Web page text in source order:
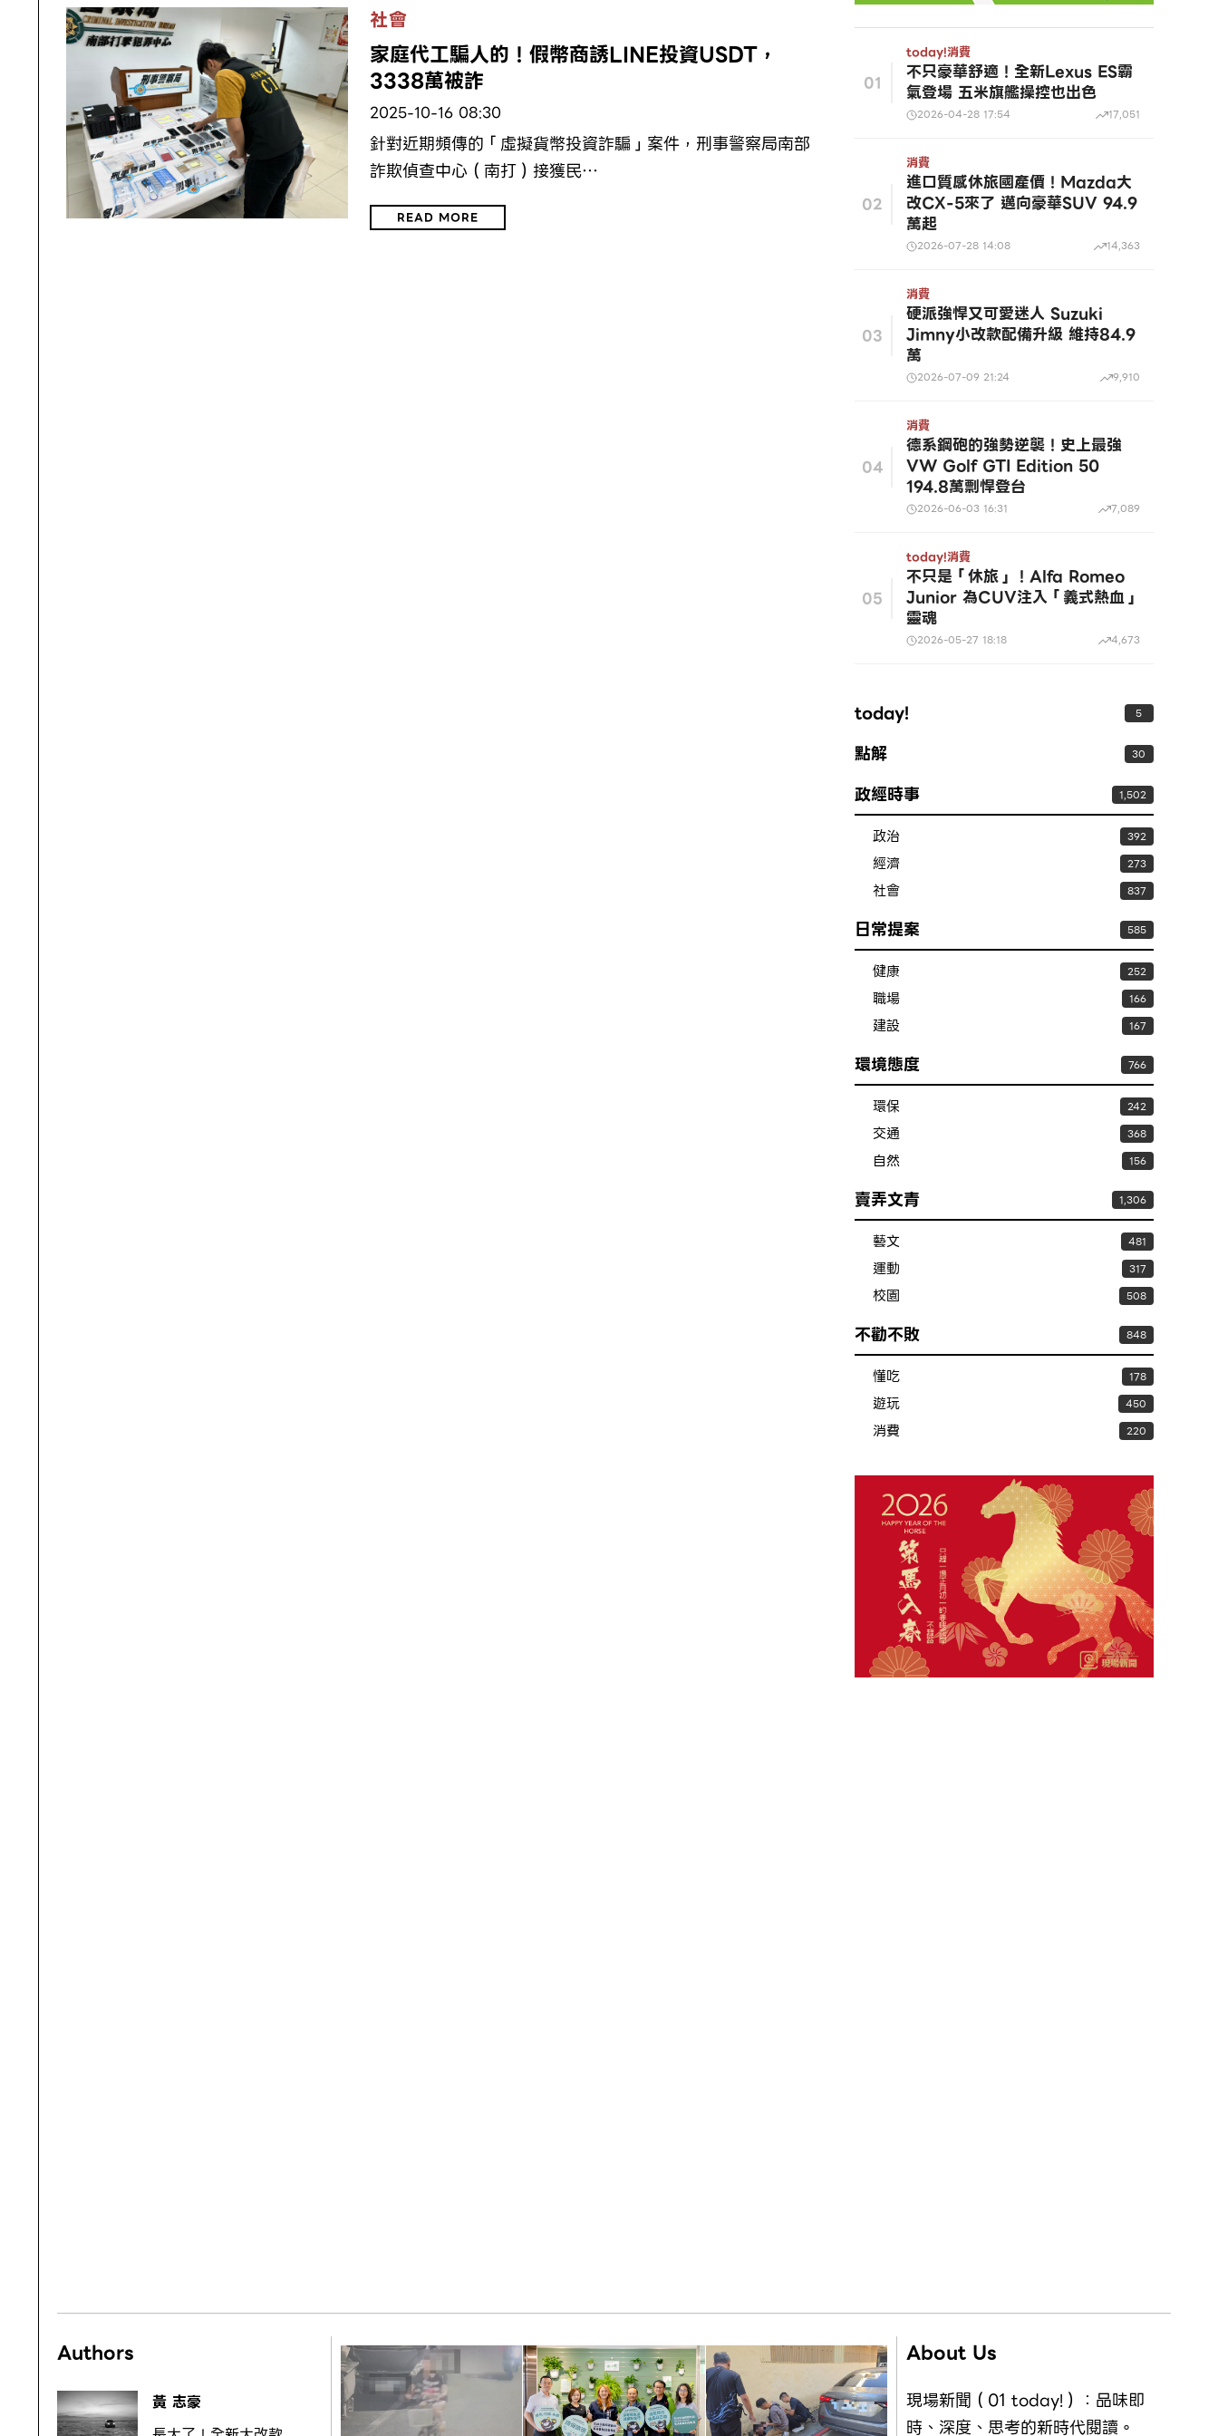
社會
家庭代工騙人的！假幣商誘LINE投資USDT，
3338萬被詐
2025-10-16 08:30
針對近期頻傳的「虛擬貨幣投資詐騙」案件，刑事警察局南部
詐欺偵查中心（南打）接獲民…
READ MORE
01
today!消費
不只豪華舒適！全新Lexus ES霸
氣登場 五米旗艦操控也出色
2026-04-28 17:54 17,051
02
消費
進口質感休旅國產價！Mazda大
改CX-5來了 邁向豪華SUV 94.9
萬起
2026-07-28 14:08 14,363
03
消費
硬派強悍又可愛迷人 Suzuki
Jimny小改款配備升級 維持84.9
萬
2026-07-09 21:24 9,910
04
消費
德系鋼砲的強勢逆襲！史上最強
VW Golf GTI Edition 50
194.8萬剽悍登台
2026-06-03 16:31 7,089
05
today!消費
不只是「休旅」！Alfa Romeo
Junior 為CUV注入「義式熱血」
靈魂
2026-05-27 18:18 4,673
today! 5
點解 30
政經時事 1,502
政治 392
經濟 273
社會 837
日常提案 585
健康 252
職場 166
建設 167
環境態度 766
環保 242
交通 368
自然 156
賣弄文青 1,306
藝文 481
運動 317
校園 508
不勸不敗 848
懂吃 178
遊玩 450
消費 220
Authors
黃 志豪
About Us
現場新聞（01 today!）：品味即
時、深度、思考的新時代閱讀。